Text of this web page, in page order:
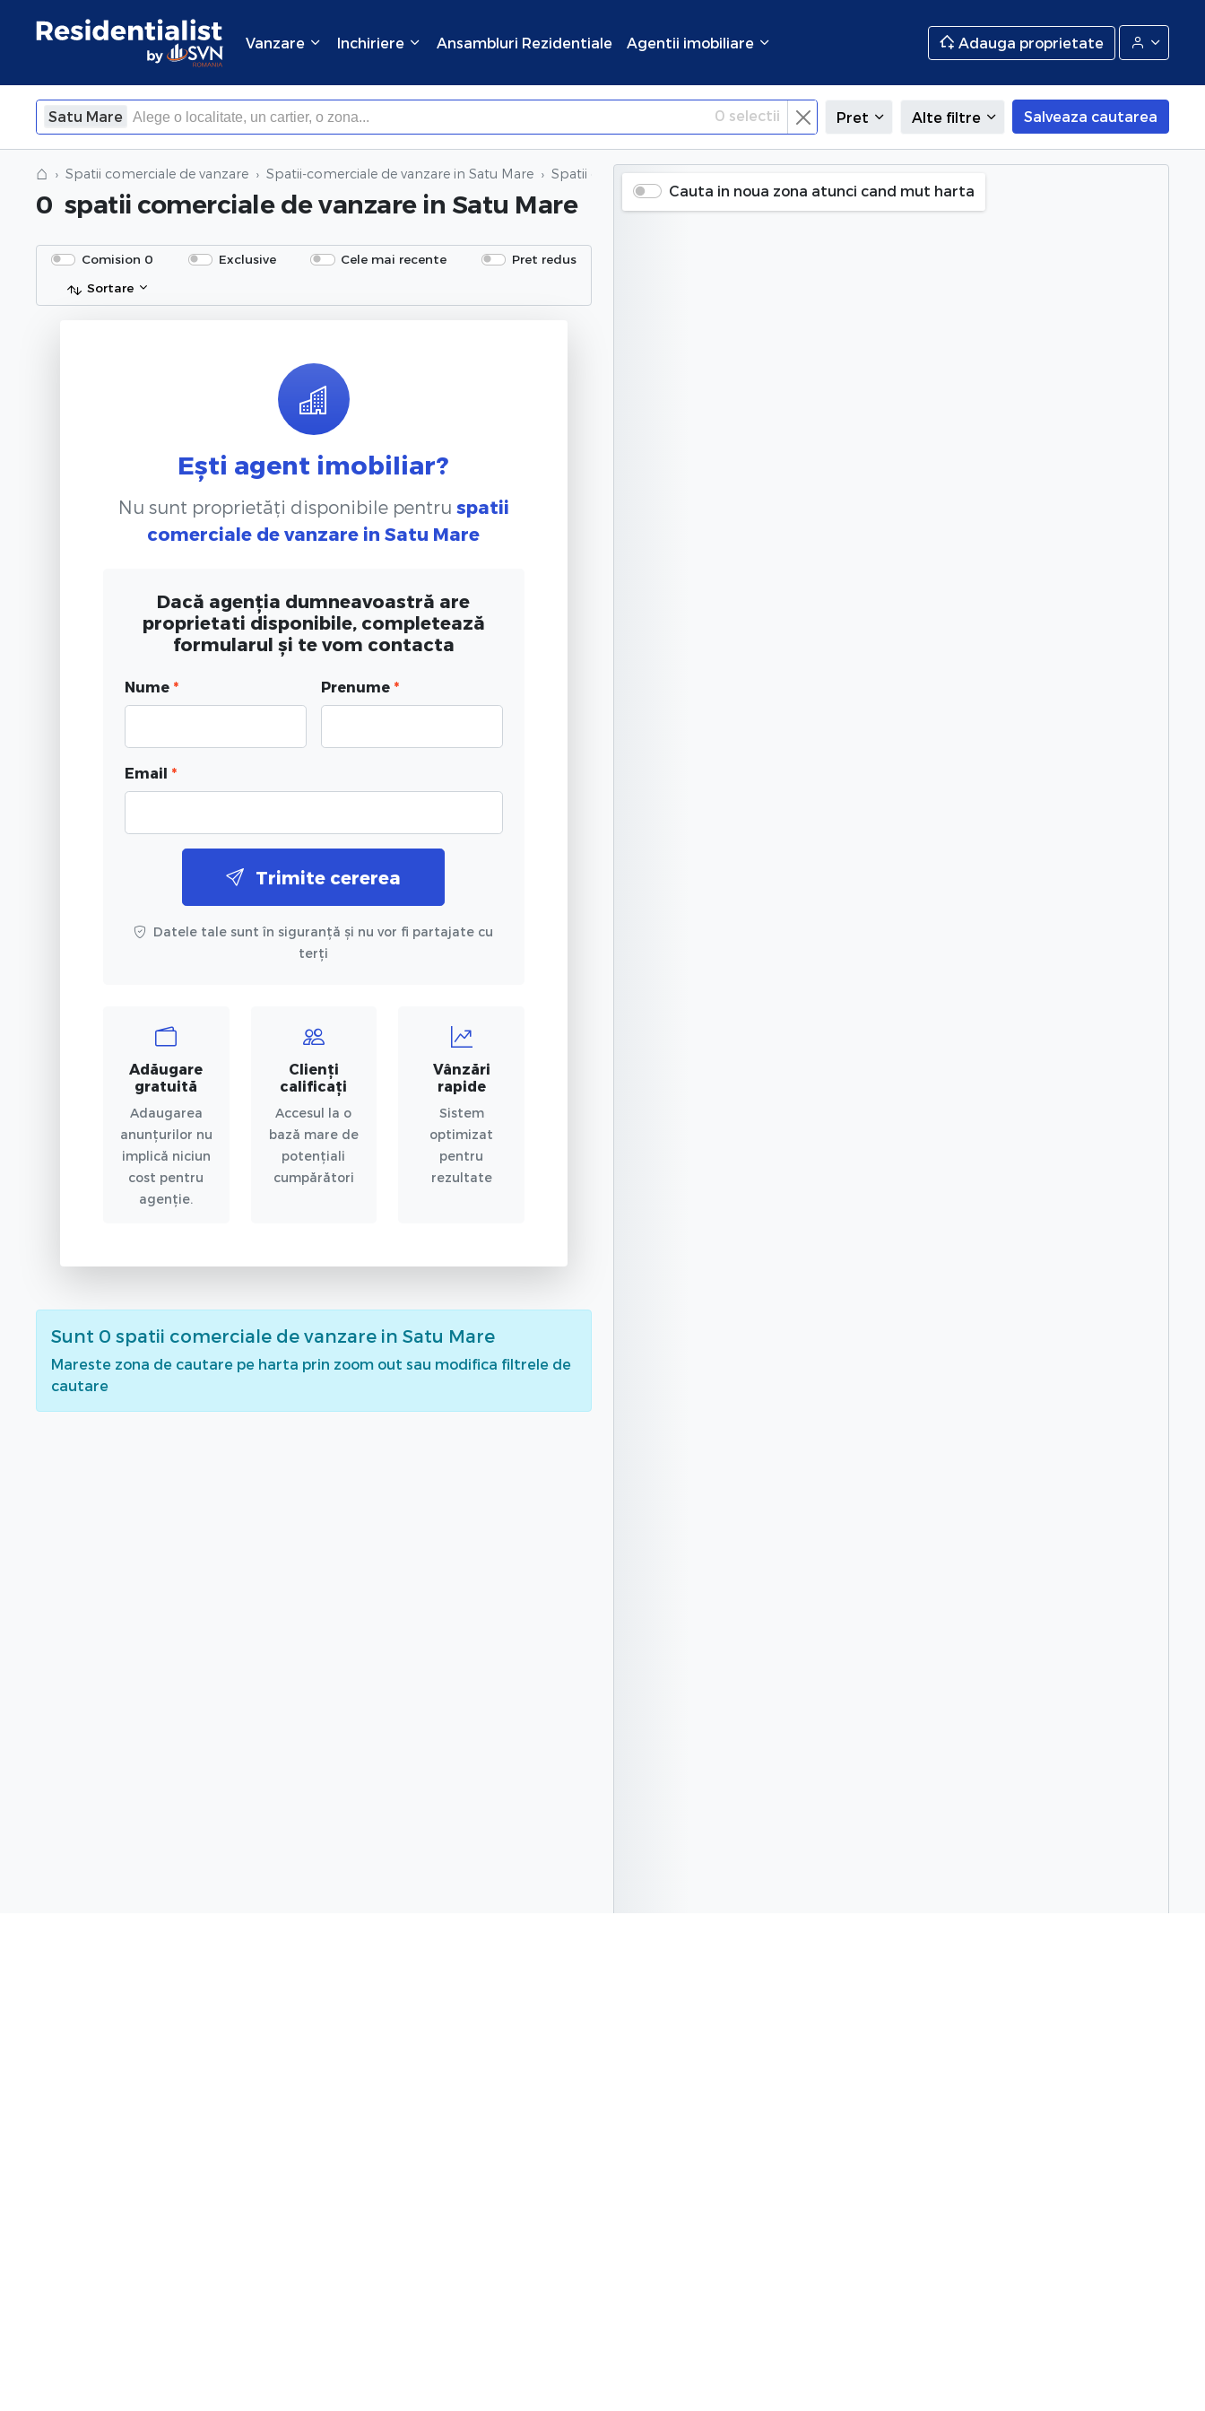
Vanzare Inchiriere Ansambluri Rezidentiale Agentii imobiliare Adauga proprietate
Satu Mare
×Inchide
0 selectii Pret Alte filtre Salveaza cautarea
⌂ Spatii comerciale de vanzare Spatii-comerciale de vanzare in Satu Mare Spatii comerciale de vanzare
0 spatii comerciale de vanzare in Satu Mare
Comision 0 Exclusive Cele mai recente
Pret redus
Sortare
Ești agent imobiliar?
Nu sunt proprietăți disponibile pentru spatii
comerciale de vanzare in Satu Mare
Dacă agenția dumneavoastră are
proprietati disponibile, completează
formularul și te vom contacta
Nume * Prenume *
Email *
Trimite cererea
Datele tale sunt în siguranță și nu vor fi partajate cu
terți
Adăugare
gratuită
Adaugarea
anunțurilor nu
implică niciun
cost pentru
agenție.
Clienți
calificați
Accesul la o
bază mare de
potențiali
cumpărători
Vânzări
rapide
Sistem
optimizat
pentru
rezultate
Sunt 0 spatii comerciale de vanzare in Satu Mare
Mareste zona de cautare pe harta prin zoom out sau modifica filtrele de
cautare
Cauta in noua zona atunci cand mut harta